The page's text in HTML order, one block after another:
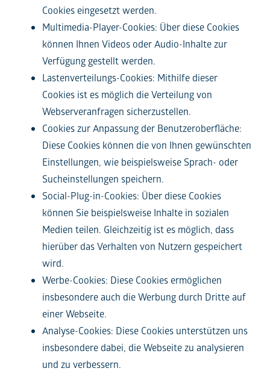
Cookies eingesetzt werden.
Multimedia-Player-Cookies: Über diese Cookies
können Ihnen Videos oder Audio-Inhalte zur
Verfügung gestellt werden.
Lastenverteilungs-Cookies: Mithilfe dieser
Cookies ist es möglich die Verteilung von
Webserveranfragen sicherzustellen.
Cookies zur Anpassung der Benutzeroberfläche:
Diese Cookies können die von Ihnen gewünschten
Einstellungen, wie beispielsweise Sprach- oder
Sucheinstellungen speichern.
Social-Plug-in-Cookies: Über diese Cookies
können Sie beispielsweise Inhalte in sozialen
Medien teilen. Gleichzeitig ist es möglich, dass
hierüber das Verhalten von Nutzern gespeichert
wird.
Werbe-Cookies: Diese Cookies ermöglichen
insbesondere auch die Werbung durch Dritte auf
einer Webseite.
Analyse-Cookies: Diese Cookies unterstützen uns
insbesondere dabei, die Webseite zu analysieren
und zu verbessern.